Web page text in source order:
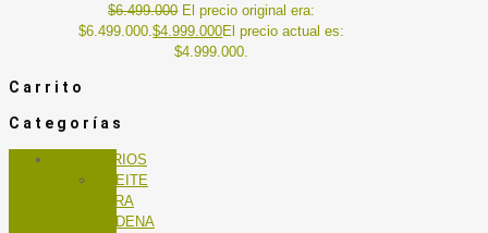
$6.499.000 El precio original era:
$6.499.000.$4.999.000El precio actual es:
$4.999.000.
Carrito
Categorías
ACCESORIOS
ACEITE
PARA
CADENA